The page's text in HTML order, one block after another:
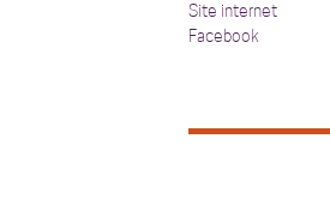
Site internet
Facebook